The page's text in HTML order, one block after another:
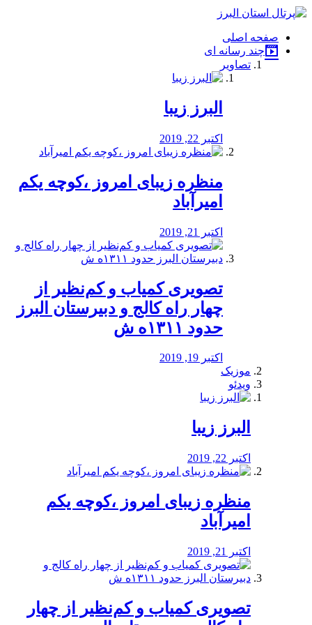
فصد
شرق
تهران
خشکشویی
صفحه اصلی
چند رسانه ای
تصاویر
البرز زیبا
اکتبر 22, 2019
منظره‌‌ زیبای امروز ،کوچه یکم
امیرآباد
اکتبر 21, 2019
️تصویری کمیاب و کم‌نظیر از
چهار راه كالج و دبيرستان البرز
حدود ۱۳۱۱ه ش
اکتبر 19, 2019
موزیک
ویدئو
البرز زیبا
اکتبر 22, 2019
منظره‌‌ زیبای امروز ،کوچه یکم
امیرآباد
اکتبر 21, 2019
️تصویری کمیاب و کم‌نظیر از چهار